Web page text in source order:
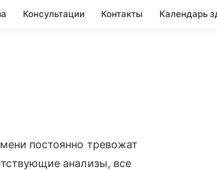
Консультации Контакты Календарь
постоянно тревожат
анализы, все